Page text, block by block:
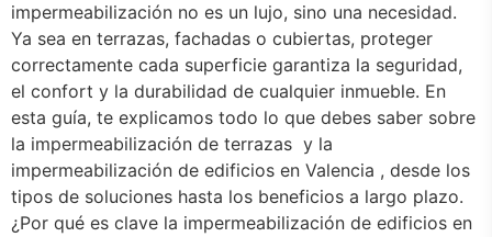
impermeabilización no es un lujo, sino una necesidad.
Ya sea en terrazas, fachadas o cubiertas, proteger
correctamente cada superficie garantiza la seguridad,
el confort y la durabilidad de cualquier inmueble. En
esta guía, te explicamos todo lo que debes saber sobre
la impermeabilización de terrazas y la
impermeabilización de edificios en Valencia , desde los
tipos de soluciones hasta los beneficios a largo plazo.
¿Por qué es clave la impermeabilización de edificios en